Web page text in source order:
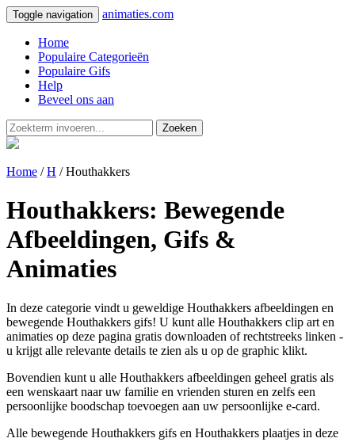
Toggle navigation animaties.com
Home
Populaire Categorieën
Populaire Gifs
Help
Beveel ons aan
Zoeken
Home /H / Houthakkers
Houthakkers: Bewegende
Afbeeldingen, Gifs &
Animaties
In deze categorie vindt u geweldige Houthakkers afbeeldingen en
bewegende Houthakkers gifs! U kunt alle Houthakkers clip art en
animaties op deze pagina gratis downloaden of rechtstreeks linken -
u krijgt alle relevante details te zien als u op de graphic klikt.
Bovendien kunt u alle Houthakkers afbeeldingen geheel gratis als
een wenskaart naar uw familie en vrienden sturen en zelfs een
persoonlijke boodschap toevoegen aan uw persoonlijke e-card.
Alle bewegende Houthakkers gifs en Houthakkers plaatjes in deze